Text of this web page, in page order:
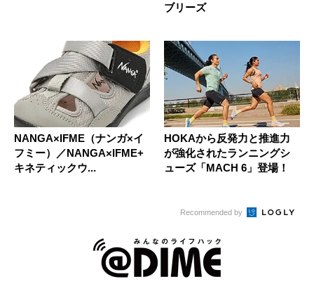
ブリーズ
NANGA×IFME（ナンガ×イ
フミー）／NANGA×IFME+
キネティックウ...
HOKAから反発力と推進力
が強化されたランニングシ
ューズ「MACH 6」登場！
Recommended by